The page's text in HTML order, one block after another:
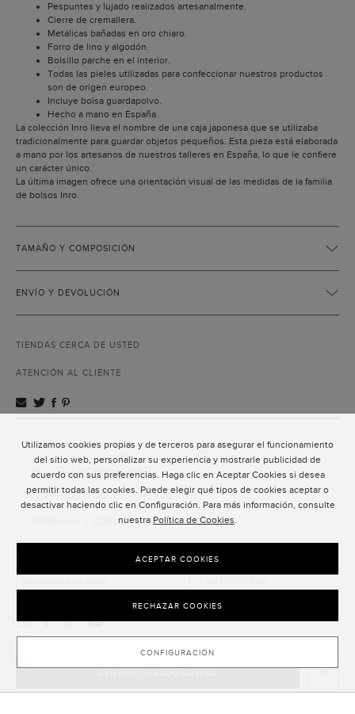
Utilizamos cookies propias y de terceros para asegurar el funcionamiento
del sitio web, personalizar su experiencia y mostrarle publicidad de
acuerdo con sus preferencias. Haga clic en Aceptar Cookies si desea
permitir todas las cookies. Puede elegir qué tipos de cookies aceptar o
desactivar haciendo clic en Configuración. Para más información, consulte
nuestra Política de Cookies.
CONFIGURACIÓN
RECHAZAR COOKIES
ACEPTAR COOKIES
Pespuntes y lujado realizados artesanalmente.
Cierre de cremallera.
Metálicas bañadas en oro chiaro.
Forro de lino y algodón.
Bolsillo parche en el interior.
Todas las pieles utilizadas para confeccionar nuestros productos
son de origen europeo.
Incluye bolsa guardapolvo.
Hecho a mano en España.
La colección Inro lleva el nombre de una caja japonesa que se utilizaba
tradicionalmente para guardar objetos pequeños. Esta pieza está elaborada
a mano por los artesanos de nuestros talleres en España, lo que le confiere
un carácter único.
La última imagen ofrece una orientación visual de las medidas de la familia
de bolsos Inro.
TAMAÑO Y COMPOSICIÓN
ENVÍO Y DEVOLUCIÓN
TIENDAS CERCA DE USTED
ATENCIÓN AL CLIENTE
ATENCIÓN AL CLIENTE
POLÍTICA DE PRIVACIDAD
TÉRMINOS Y CONDICIONES DE USO
TÉRMINOS Y CONDICIONES DE VENTA
SUSCRIPCIÓN AL NEWSLETTER